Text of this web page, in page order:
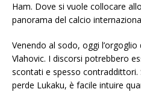
Ham. Dove si vuole collocare
panorama del calcio
Venendo al sodo, oggi
Vlahovic. I discorsi potrebbero
scontati e spesso contraddittori.
perde Lukaku, è facile intuire